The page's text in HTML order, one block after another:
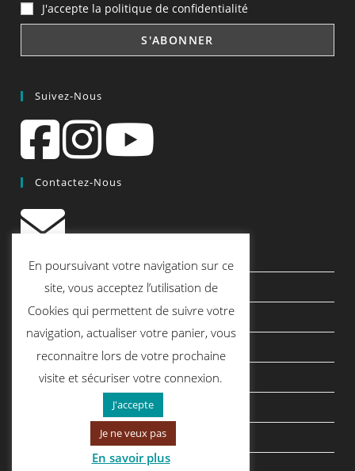
J'accepte la politique de confidentialité
Suivez-Nous
Contactez-Nous
contact@quiscrap.fr
Les Fiches Techniques et les Tutos
Le Blog
Conditions générales de vente
Mentions légales
Politique de confidentialité
politique de cookies
En poursuivant votre navigation sur ce
site, vous acceptez l’utilisation de
Cookies qui permettent de suivre votre
navigation, actualiser votre panier, vous
reconnaitre lors de votre prochaine
visite et sécuriser votre connexion.
J'accepte
Je ne veux pas
En savoir plus